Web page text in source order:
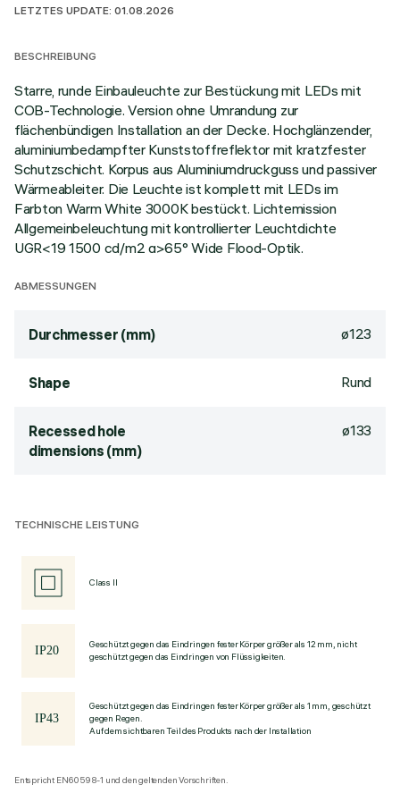
LETZTES UPDATE: 01.08.2026
BESCHREIBUNG
Starre, runde Einbauleuchte zur Bestückung mit LEDs mit
COB-Technologie. Version ohne Umrandung zur
flächenbündigen Installation an der Decke. Hochglänzender,
aluminiumbedampfter Kunststoffreflektor mit kratzfester
Schutzschicht. Korpus aus Aluminiumdruckguss und passiver
Wärmeableiter. Die Leuchte ist komplett mit LEDs im
Farbton Warm White 3000K bestückt. Lichtemission
Allgemeinbeleuchtung mit kontrollierter Leuchtdichte
UGR<19 1500 cd/m2 α>65° Wide Flood-Optik.
ABMESSUNGEN
Durchmesser (mm) ø123
Shape Rund
Recessed hole
dimensions (mm)
ø133
TECHNISCHE LEISTUNG
Class II
Geschützt gegen das Eindringen fester Körper größer als 12 mm, nicht
geschützt gegen das Eindringen von Flüssigkeiten.
Geschützt gegen das Eindringen fester Körper größer als 1 mm, geschützt
gegen Regen.
Auf dem sichtbaren Teil des Produkts nach der Installation
Entspricht EN60598-1 und den geltenden Vorschriften.